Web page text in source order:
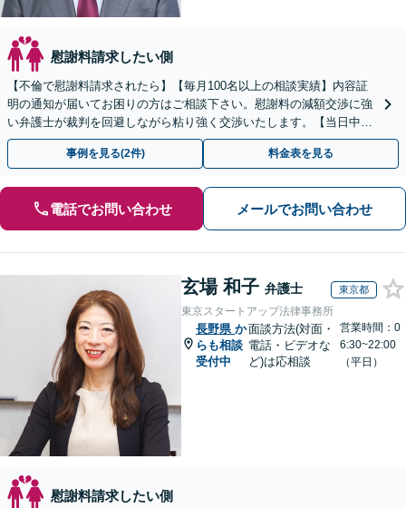
慰謝料請求したい側
【不倫で慰謝料請求されたら】【毎月100名以上の相談実績】内容証
明の通知が届いてお困りの方はご相談下さい。慰謝料の減額交渉に強
い弁護士が裁判を回避しながら粘り強く交渉いたします。【当日中の
相談可(予約制)】【全国対応】
事例を見る(2件) 料金表を見る
電話でお問い合わせ メールでお問い合わせ
玄場 和子 弁護士 東京都
東京スタートアップ法律事務所
長野県 か
らも相談
受付中
面談方法(対面・
電話・ビデオな
ど)は応相談
営業時間：0
6:30~22:00
（平日）
慰謝料請求したい側